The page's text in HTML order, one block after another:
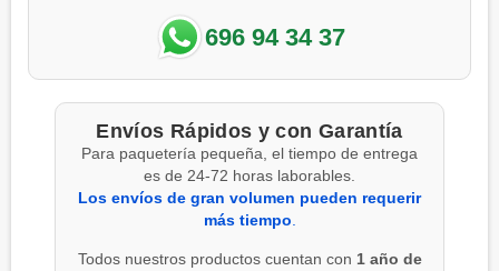
696 94 34 37
Envíos Rápidos y con Garantía
Para paquetería pequeña, el tiempo de entrega
es de 24-72 horas laborables.
Los envíos de gran volumen pueden requerir
más tiempo
Todos nuestros productos cuentan con 1 año de